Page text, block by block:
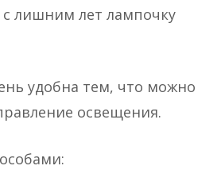
лишним лет лампочку
удобна тем, что можно
освещения.